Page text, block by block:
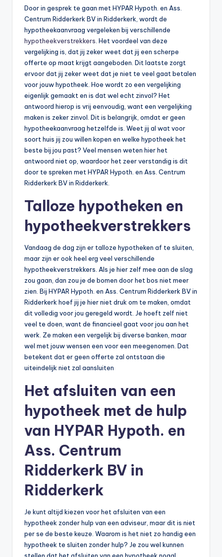
Door in gesprek te gaan met HYPAR Hypoth. en Ass.
Centrum Ridderkerk BV in Ridderkerk, wordt de
hypotheekaanvraag vergeleken bij verschillende
hypotheekverstrekkers. Het voordeel van deze
vergelijking is, dat jij zeker weet dat jij een scherpe
offerte op maat krijgt aangeboden. Dit laatste zorgt
ervoor dat jij zeker weet dat je niet te veel gaat betalen
voor jouw hypotheek. Hoe wordt zo een vergelijking
eigenlijk gemaakt en is dat wel echt zinvol? Het
antwoord hierop is vrij eenvoudig, want een vergelijking
maken is zeker zinvol. Dit is belangrijk, omdat er geen
hypotheekaanvraag hetzelfde is. Weet jij al wat voor
soort huis jij zou willen kopen en welke hypotheek het
beste bij jou past? Veel mensen weten hier het
antwoord niet op, waardoor het zeer verstandig is dit
door te spreken met HYPAR Hypoth. en Ass. Centrum
Ridderkerk BV in Ridderkerk.
Talloze hypotheken en
hypotheekverstrekkers
Vandaag de dag zijn er talloze hypotheken af te sluiten,
maar zijn er ook heel erg veel verschillende
hypotheekverstrekkers. Als je hier zelf mee aan de slag
zou gaan, dan zou je de bomen door het bos niet meer
zien. Bij HYPAR Hypoth. en Ass. Centrum Ridderkerk BV in
Ridderkerk hoef jij je hier niet druk om te maken, omdat
dit volledig voor jou geregeld wordt. Je hoeft zelf niet
veel te doen, want de financieel gaat voor jou aan het
werk. Ze maken een vergelijk bij diverse banken, maar
wel met jouw wensen een voor een meegenomen. Dat
betekent dat er geen offerte zal ontstaan die
uiteindelijk niet zal aansluiten
Het afsluiten van een
hypotheek met de hulp
van HYPAR Hypoth. en
Ass. Centrum
Ridderkerk BV in
Ridderkerk
Je kunt altijd kiezen voor het afsluiten van een
hypotheek zonder hulp van een adviseur, maar dit is niet
per se de beste keuze. Waarom is het niet zo handig een
hypotheek te sluiten zonder hulp? Je zou wel kunnen